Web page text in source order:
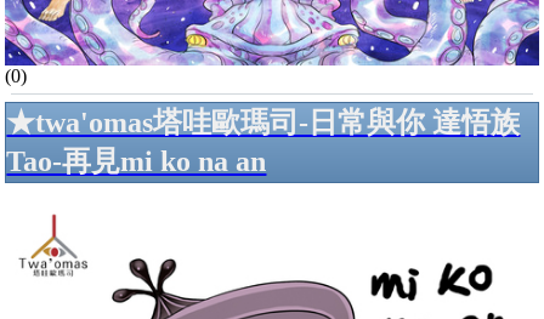
(0)
★twa'omas塔哇歐瑪司-日常與你 達悟族
Tao-再見mi ko na an